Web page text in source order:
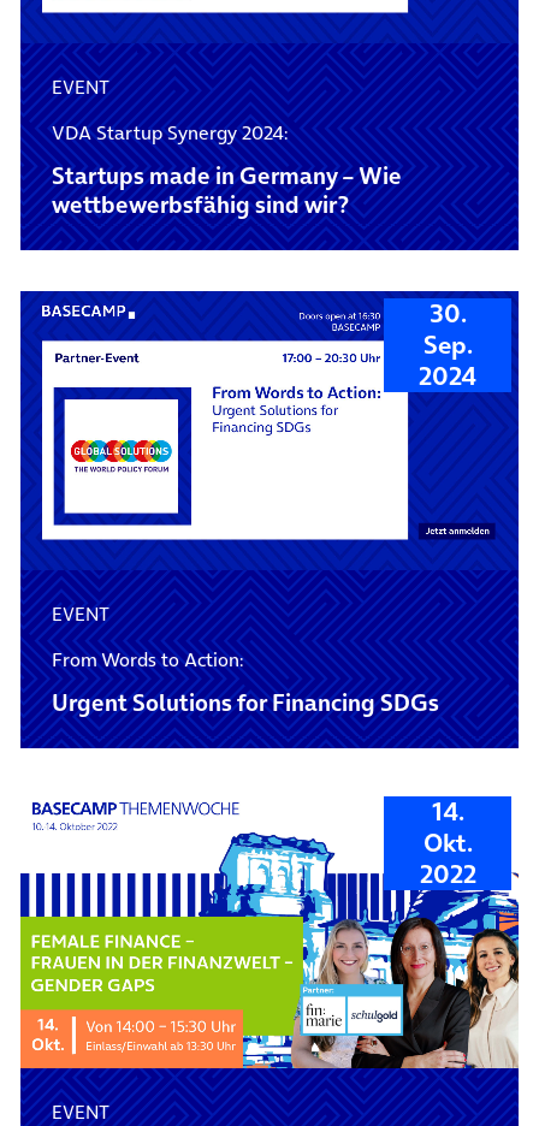
EVENT
VDA Startup Synergy 2024:
Startups made in Germany – Wie
wettbewerbsfähig sind wir?
30.
Sep.
2024
EVENT
From Words to Action:
Urgent Solutions for Financing SDGs
14.
Okt.
2022
EVENT